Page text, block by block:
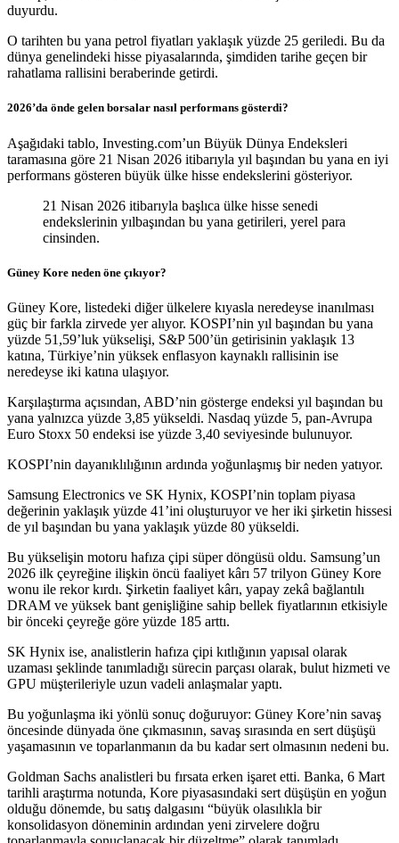
duyurdu.
O tarihten bu yana petrol fiyatları yaklaşık yüzde 25 geriledi. Bu da
dünya genelindeki hisse piyasalarında, şimdiden tarihe geçen bir
rahatlama rallisini beraberinde getirdi.
2026’da önde gelen borsalar nasıl performans gösterdi?
Aşağıdaki tablo, Investing.com’un Büyük Dünya Endeksleri
taramasına göre 21 Nisan 2026 itibarıyla yıl başından bu yana en iyi
performans gösteren büyük ülke hisse endekslerini gösteriyor.
21 Nisan 2026 itibarıyla başlıca ülke hisse senedi
endekslerinin yılbaşından bu yana getirileri, yerel para
cinsinden.
Güney Kore neden öne çıkıyor?
Güney Kore, listedeki diğer ülkelere kıyasla neredeyse inanılması
güç bir farkla zirvede yer alıyor. KOSPI’nin yıl başından bu yana
yüzde 51,59’luk yükselişi, S&P 500’ün getirisinin yaklaşık 13
katına, Türkiye’nin yüksek enflasyon kaynaklı rallisinin ise
neredeyse iki katına ulaşıyor.
Karşılaştırma açısından, ABD’nin gösterge endeksi yıl başından bu
yana yalnızca yüzde 3,85 yükseldi. Nasdaq yüzde 5, pan-Avrupa
Euro Stoxx 50 endeksi ise yüzde 3,40 seviyesinde bulunuyor.
KOSPI’nin dayanıklılığının ardında yoğunlaşmış bir neden yatıyor.
Samsung Electronics ve SK Hynix, KOSPI’nin toplam piyasa
değerinin yaklaşık yüzde 41’ini oluşturuyor ve her iki şirketin hissesi
de yıl başından bu yana yaklaşık yüzde 80 yükseldi.
Bu yükselişin motoru hafıza çipi süper döngüsü oldu. Samsung’un
2026 ilk çeyreğine ilişkin öncü faaliyet kârı 57 trilyon Güney Kore
wonu ile rekor kırdı. Şirketin faaliyet kârı, yapay zekâ bağlantılı
DRAM ve yüksek bant genişliğine sahip bellek fiyatlarının etkisiyle
bir önceki çeyreğe göre yüzde 185 arttı.
SK Hynix ise, analistlerin hafıza çipi kıtlığının yapısal olarak
uzaması şeklinde tanımladığı sürecin parçası olarak, bulut hizmeti ve
GPU müşterileriyle uzun vadeli anlaşmalar yaptı.
Bu yoğunlaşma iki yönlü sonuç doğuruyor: Güney Kore’nin savaş
öncesinde dünyada öne çıkmasının, savaş sırasında en sert düşüşü
yaşamasının ve toparlanmanın da bu kadar sert olmasının nedeni bu.
Goldman Sachs analistleri bu fırsata erken işaret etti. Banka, 6 Mart
tarihli araştırma notunda, Kore piyasasındaki sert düşüşün en yoğun
olduğu dönemde, bu satış dalgasını “büyük olasılıkla bir
konsolidasyon döneminin ardından yeni zirvelere doğru